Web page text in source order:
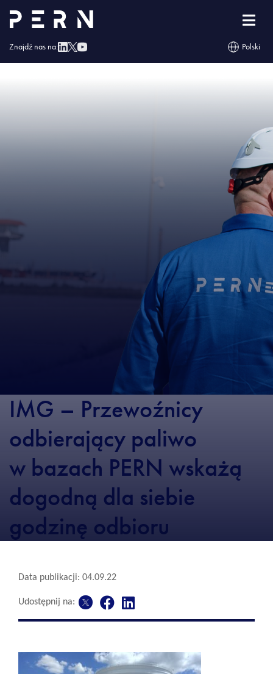
Znajdź nas na: Polski
Strona główna »Przewoźnicy odbierający paliwo w bazach PERN wskażą
w bazach PERN wskażą dogodną dla siebie godzinę odbioru
IMG – Przewoźnicy
odbierający paliwo
w bazach PERN wskażą
dogodną dla siebie
godzinę odbioru
Data publikacji: 04.09.22
Udostępnij na: